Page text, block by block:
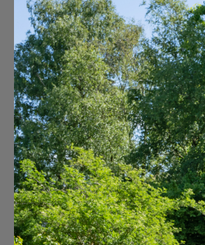
Zum Inhalt springen